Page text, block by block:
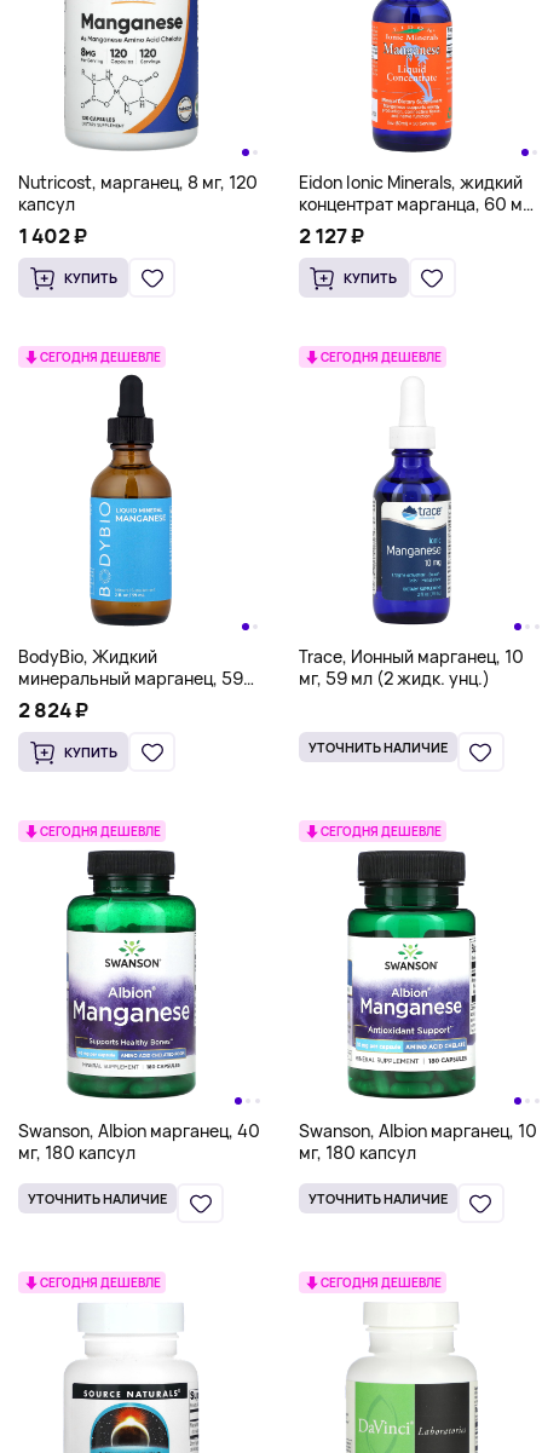
Nutricost, марганец, 8 мг, 120
капсул
1 402 ₽
КУПИТЬ
Eidon Ionic Minerals, жидкий
концентрат марганца, 60 мл
(2 унции)
2 127 ₽
КУПИТЬ
СЕГОДНЯ ДЕШЕВЛЕ
BodyBio, Жидкий
минеральный марганец, 59
мл (2 жидк. Унции)
2 824 ₽
КУПИТЬ
СЕГОДНЯ ДЕШЕВЛЕ
Trace, Ионный марганец, 10
мг, 59 мл (2 жидк. унц.)
УТОЧНИТЬ НАЛИЧИЕ
СЕГОДНЯ ДЕШЕВЛЕ
Swanson, Albion марганец, 40
мг, 180 капсул
УТОЧНИТЬ НАЛИЧИЕ
СЕГОДНЯ ДЕШЕВЛЕ
Swanson, Albion марганец, 10
мг, 180 капсул
УТОЧНИТЬ НАЛИЧИЕ
СЕГОДНЯ ДЕШЕВЛЕ СЕГОДНЯ ДЕШЕВЛЕ